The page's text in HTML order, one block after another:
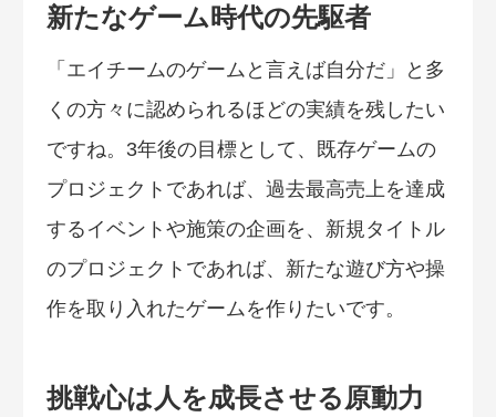
新たなゲーム時代の先駆者
「エイチームのゲームと言えば自分だ」と多
くの方々に認められるほどの実績を残したい
ですね。3年後の目標として、既存ゲームの
プロジェクトであれば、過去最高売上を達成
するイベントや施策の企画を、新規タイトル
のプロジェクトであれば、新たな遊び方や操
作を取り入れたゲームを作りたいです。
挑戦心は人を成長させる原動力